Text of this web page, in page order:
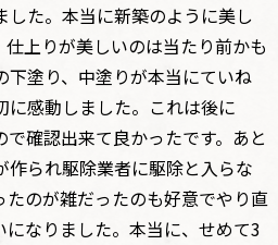
た。本当に新築のように美し
上りが美しいのは当たり前かも
下塗り、中塗りが本当にていね
に感動しました。これは後に
確認出来て良かったです。あと
作られ駆除業者に駆除と入らな
たのが雑だったのも好意でやり直
になりました。本当に、せめて3